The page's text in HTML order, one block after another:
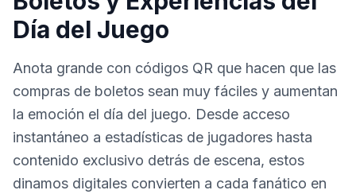
Día del Juego
Anota grande con códigos QR que hacen que las
compras de boletos sean muy fáciles y aumentan
la emoción el día del juego. Desde acceso
instantáneo a estadísticas de jugadores hasta
contenido exclusivo detrás de escena, estos
dinamos digitales convierten a cada fanático en